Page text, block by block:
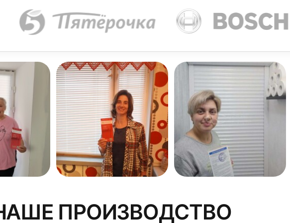
см, это и будет высота ламелей. Такой расчет верен, если в проеме
к полученному результату нужно прибавить 5 см. Ширина
жалюзи на потолочный карниз считается более
балок, труб, электропроводки и иных коммуникационных систем.
ПРОИЗВОДСТВО